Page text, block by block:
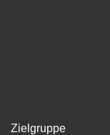
Zielgruppe